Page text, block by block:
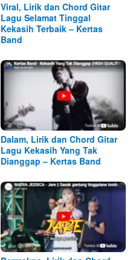
Viral, Lirik dan Chord Gitar
Lagu Selamat Tinggal
Kekasih Terbaik – Kertas
Band
Dalam, Lirik dan Chord Gitar
Lagu Kekasih Yang Tak
Dianggap – Kertas Band